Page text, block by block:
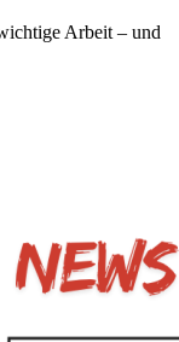
Arbeit – und